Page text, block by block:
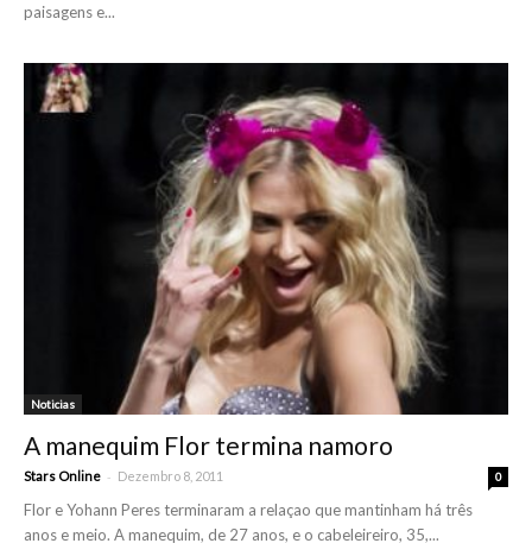
paisagens e...
Noticias
A manequim Flor termina namoro
Stars Online - Dezembro 8, 2011 0
Flor e Yohann Peres terminaram a relaçao que mantinham há três
anos e meio. A manequim, de 27 anos, e o cabeleireiro, 35,...